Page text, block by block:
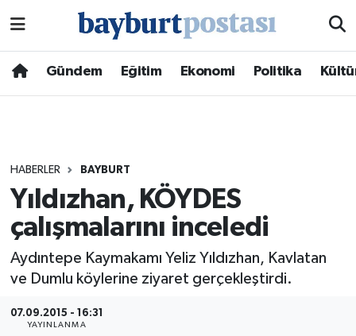
Gündem Eğitim Ekonomi Politika
HABERLER BAYBURT
Yıldızhan, KÖYDES
çalışmalarını inceledi
Aydıntepe Kaymakamı Yeliz Yıldızhan, Kavlatan
ve Dumlu köylerine ziyaret gerçekleştirdi.
07.09.2015 - 16:31
YAYINLANMA
Hava Durumu
Süper Lig Puan Durumu ve Fikstür
Tüm Manşetler